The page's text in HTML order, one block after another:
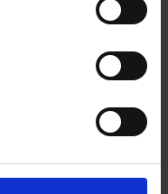
il nome di Porta
design, che